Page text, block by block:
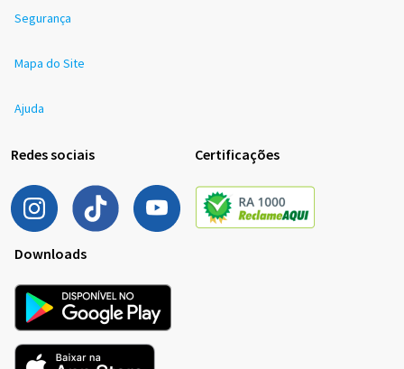
Segurança
Mapa do Site
Ajuda
Redes sociais Certificações
Downloads